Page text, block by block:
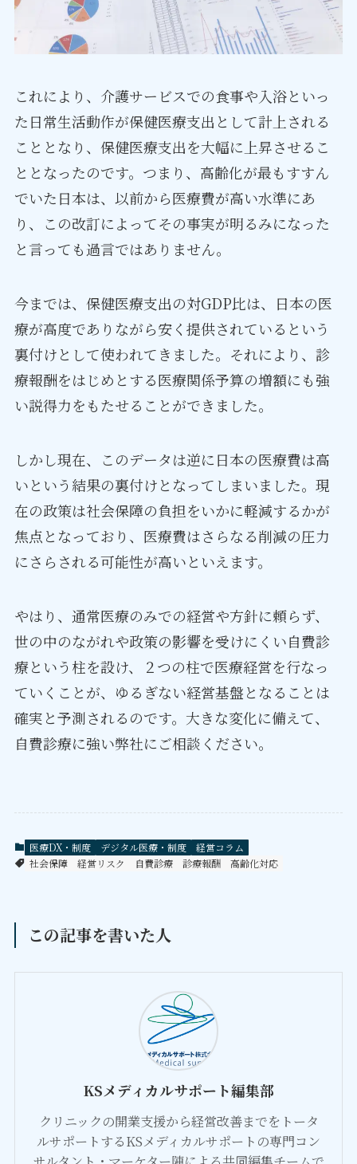
これにより、介護サービスでの食事や入浴といっ
た日常生活動作が保健医療支出として計上される
こととなり、保健医療支出を大幅に上昇させるこ
ととなったのです。つまり、高齢化が最もすすん
でいた日本は、以前から医療費が高い水準にあ
り、この改訂によってその事実が明るみになった
と言っても過言ではありません。
今までは、保健医療支出の対GDP比は、日本の医
療が高度でありながら安く提供されているという
裏付けとして使われてきました。それにより、診
療報酬をはじめとする医療関係予算の増額にも強
い説得力をもたせることができました。
しかし現在、このデータは逆に日本の医療費は高
いという結果の裏付けとなってしまいました。現
在の政策は社会保障の負担をいかに軽減するかが
焦点となっており、医療費はさらなる削減の圧力
にさらされる可能性が高いといえます。
やはり、通常医療のみでの経営や方針に頼らず、
世の中のながれや政策の影響を受けにくい自費診
療という柱を設け、２つの柱で医療経営を行なっ
ていくことが、ゆるぎない経営基盤となることは
確実と予測されるのです。大きな変化に備えて、
自費診療に強い弊社にご相談ください。
医療DX・制度 デジタル医療・制度
経営コラム
社会保障
経営リスク 自費診療 診療報酬 高齢化対応
この記事を書いた人
KSメディカルサポート編集部
クリニックの開業支援から経営改善までをトータ
ルサポートするKSメディカルサポートの専門コン